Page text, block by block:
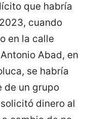
que habría
cuando
en la calle
Abad, en
se habría
de un grupo
dinero al